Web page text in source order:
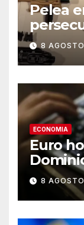
Pelea
8
ECONOMIA
Euro
sábado
8